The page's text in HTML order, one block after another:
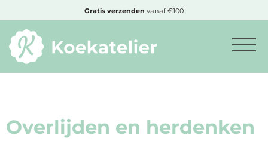
Minimum
Overlijden en herdenken